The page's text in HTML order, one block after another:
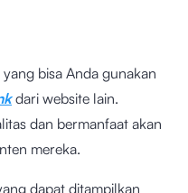
bisa Anda gunakan
dari website lain.
dan bermanfaat akan
mereka.
dapat ditampilkan